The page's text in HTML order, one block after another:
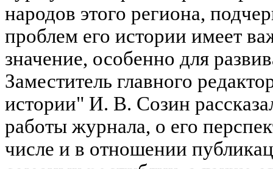
народов этого региона,
проблем его истории имеет
значение, особенно для
Заместитель главного
истории" И. В. Созин
работы журнала, о его
числе и в отношении